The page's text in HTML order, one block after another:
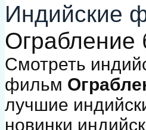
Индийские
Ограбление
Смотреть
фильм
лучшие
новинки